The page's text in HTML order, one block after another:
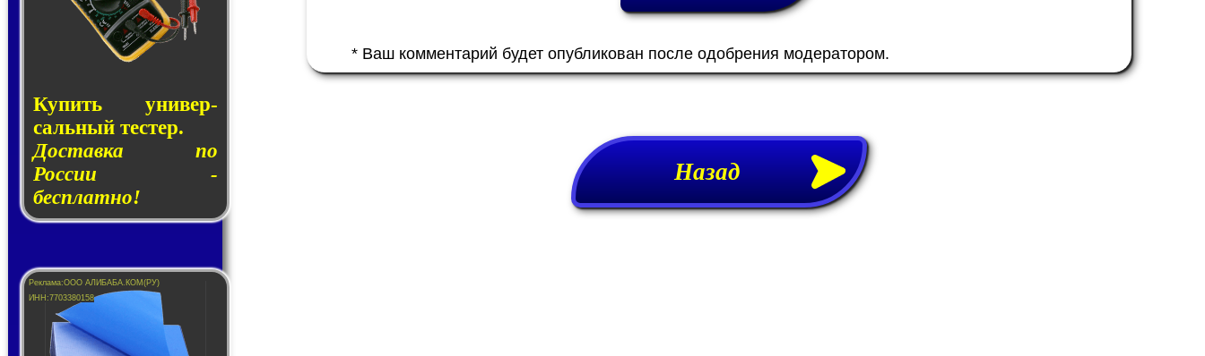
Купить уни­вер­
саль­ный тес­тер.
Доставка по
России -
бесплатно!
* Ваш комментарий будет опубликован после одобрения модератором.
Назад